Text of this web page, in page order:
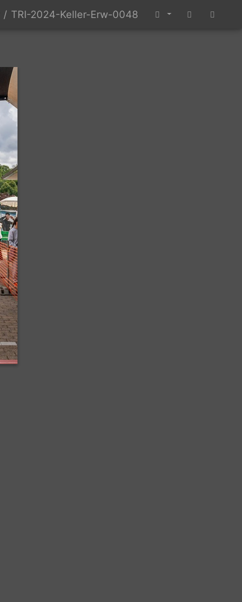
TRI-2024-Keller-Erw-0048